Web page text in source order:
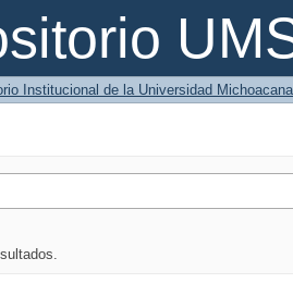
Institucional de la Universidad